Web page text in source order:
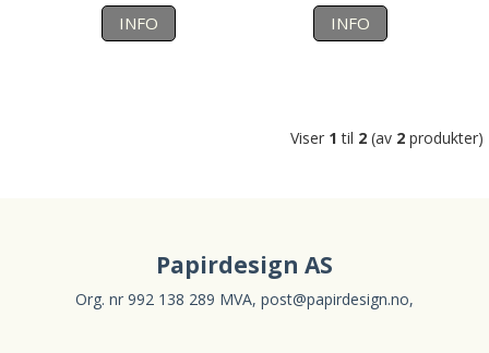
INFO INFO
Viser 1 til 2 (av 2 produkter)
Papirdesign AS
Org. nr 992 138 289 MVA, post@papirdesign.no,